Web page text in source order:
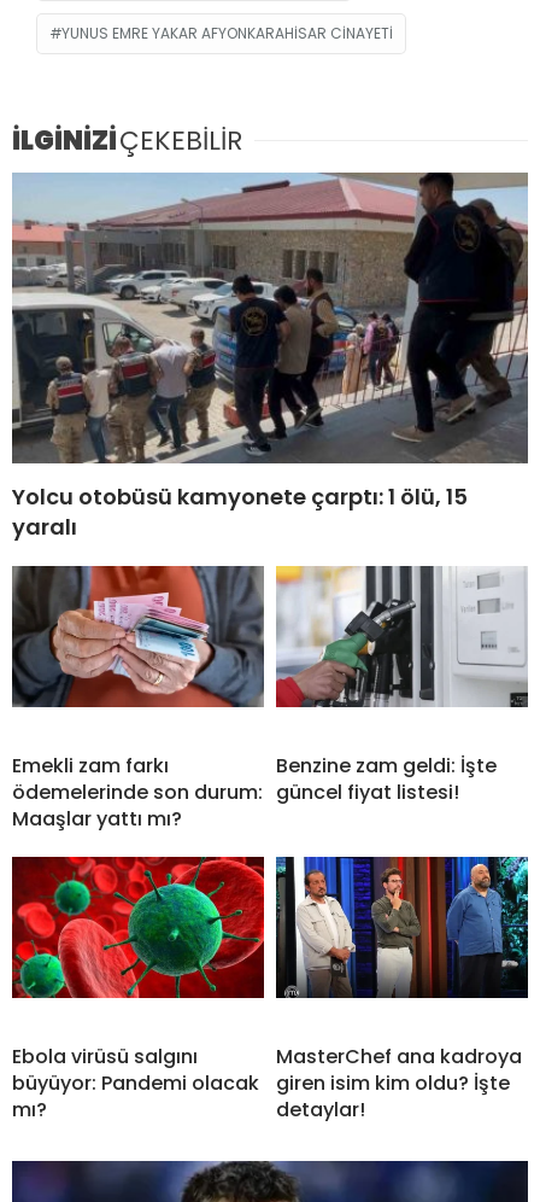
YUNUS EMRE YAKAR AFYONKARAHISAR CINAYETI
İLGİNİZİÇEKEBİLİR
Yolcu otobüsü kamyonete çarptı: 1 ölü, 15
yaralı
Emekli zam farkı
ödemelerinde son durum:
Maaşlar yattı mı?
Benzine zam geldi: İşte
güncel fiyat listesi!
Ebola virüsü salgını
büyüyor: Pandemi olacak
mı?
MasterChef ana kadroya
giren isim kim oldu? İşte
detaylar!